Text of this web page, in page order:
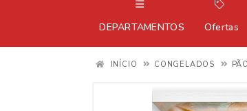
DEPARTAMENTOS Ofertas
INÍCIO CONGELADOS